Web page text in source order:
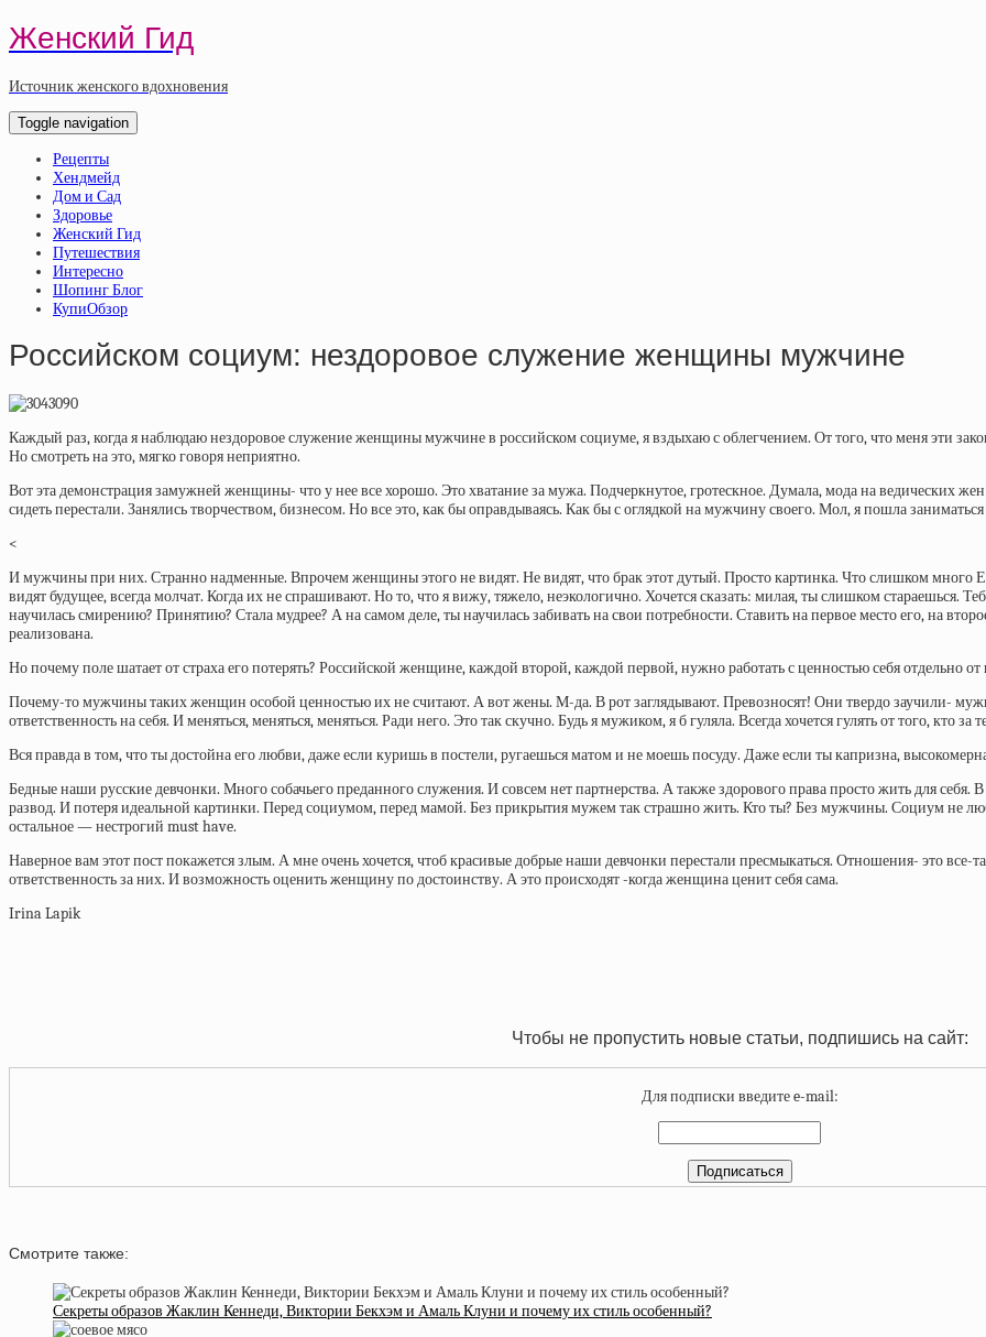
Женский Гид
Источник женского вдохновения
Toggle navigation
Рецепты
Хендмейд
Дом и Сад
Здоровье
Женский Гид
Путешествия
Интересно
Шопинг Блог
КупиОбзор
Российском социум: нездоровое служение женщины мужчине
Каждый раз, когда я наблюдаю нездоровое служение женщины мужчине в российском социуме, я вздыхаю с облегчением. От того, что меня эти
Но смотреть на это, мягко говоря неприятно.
Вот эта демонстрация замужней женщины- что у нее все хорошо. Это хватание за мужа. Подчеркнутое, гротескное. Думала, мода на ведических
сидеть перестали. Занялись творчеством, бизнесом. Но все это, как бы оправдываясь. Как бы с оглядкой на мужчину своего. Мол, я пошла
<
И мужчины при них. Странно надменные. Впрочем женщины этого не видят. Не видят, что брак этот дутый. Просто картинка. Что слишком
видят будущее, всегда молчат. Когда их не спрашивают. Но то, что я вижу, тяжело, неэкологично. Хочется сказать: милая, ты слишком стараешься.
научилась смирению? Принятию? Стала мудрее? А на самом деле, ты научилась забивать на свои потребности. Ставить на первое место его, на
реализована.
Но почему поле шатает от страха его потерять? Российской женщине, каждой второй, каждой первой, нужно работать с ценностью себя
Почему-то мужчины таких женщин особой ценностью их не считают. А вот жены. М-да. В рот заглядывают. Превозносят! Они твердо заучили-
ответственность на себя. И меняться, меняться, меняться. Ради него. Это так скучно. Будь я мужиком, я б гуляла. Всегда хочется гулять от того, кто за
Вся правда в том, что ты достойна его любви, даже если куришь в постели, ругаешься матом и не моешь посуду. Даже если ты капризна,
Бедные наши русские девчонки. Много собачьего преданного служения. И совсем нет партнерства. А также здорового права просто жить для
развод. И потеря идеальной картинки. Перед социумом, перед мамой. Без прикрытия мужем так страшно жить. Кто ты? Без мужчины. Социум
остальное — нестрогий must have.
Наверное вам этот пост покажется злым. А мне очень хочется, чтоб красивые добрые наши девчонки перестали пресмыкаться. Отношения- это
ответственность за них. И возможность оценить женщину по достоинству. А это происходят -когда женщина ценит себя сама.
Irina Lapik
Чтобы не пропустить новые статьи, подпишись на сайт:
Для подписки введите e-mail:
Смотрите также:
Секреты образов Жаклин Кеннеди, Виктории Бекхэм и Амаль Клуни и почему их стиль особенный?